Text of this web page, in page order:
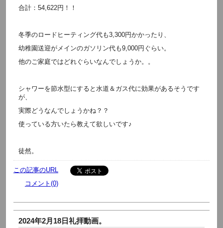
合計：54,622円！！
冬季のロードヒーティング代も3,300円かかったり、
幼稚園送迎がメインのガソリン代も9,000円ぐらい。
他のご家庭ではどれぐらいなんでしょうか。。
シャワーを節水型にすると水道＆ガス代に効果があるそうです
が、
実際どうなんでしょうかね？？
使っている方いたら教えて欲しいです♪
徒然。
この記事のURL
コメント(0)
2024年2月18日礼拝動画。